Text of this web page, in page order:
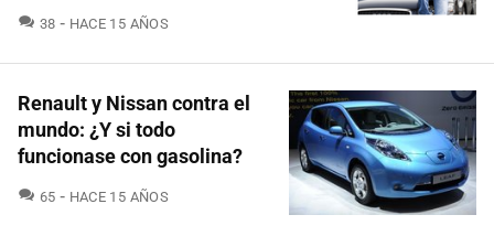
38 COMENTARIOS
HACE 15 AÑOS
Renault y Nissan contra el
mundo: ¿Y si todo
funcionase con gasolina?
65 COMENTARIOS
HACE 15 AÑOS